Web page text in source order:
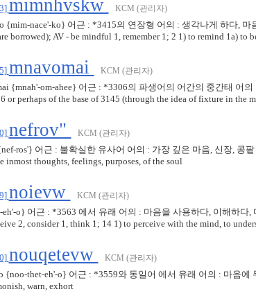
mimnhvskw KCM (관리자)
{mim-nace'-ko} 어근 : *3415의 연장형 어의 : 생각나게 하다,
borrowed); AV - be mindful 1, remember 1; 2 1) to remind 1a) to
mnavomai KCM (관리자)
{mnah'-om-ahee} 어근 : *3306의 파생어의 어간의 중간태 어
or perhaps of the base of 3145 (through the idea of fixture in the
nefrov" KCM (관리자)
ros'} 어근 : 불확실한 유사어 어의 : 가장 깊은 마음, 신장, 콩
inmost thoughts, feelings, purposes, of the soul
noievw KCM (관리자)
o} 어근 : *3563 에서 유래 어의 : 마음을 사용하다, 이해하
2, consider 1, think 1; 14 1) to perceive with the mind, to
nouqetevw KCM (관리자)
{noo-thet-eh'-o} 어근 : *3559와 동일어 에서 유래 어의 : 마음에
warn, exhort